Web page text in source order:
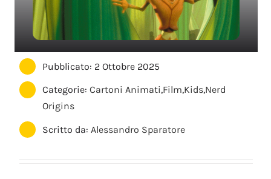
Pubblicato: 2 Ottobre 2025
Categorie:Cartoni Animati,Film,Kids,Nerd
Origins
Scritto da: Alessandro Sparatore